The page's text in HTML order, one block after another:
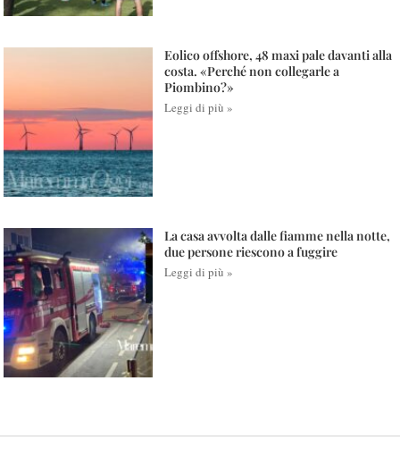
Eolico offshore, 48 maxi pale davanti alla
costa. «Perché non collegarle a
Piombino?»
Leggi di più »
La casa avvolta dalle fiamme nella notte,
due persone riescono a fuggire
Leggi di più »